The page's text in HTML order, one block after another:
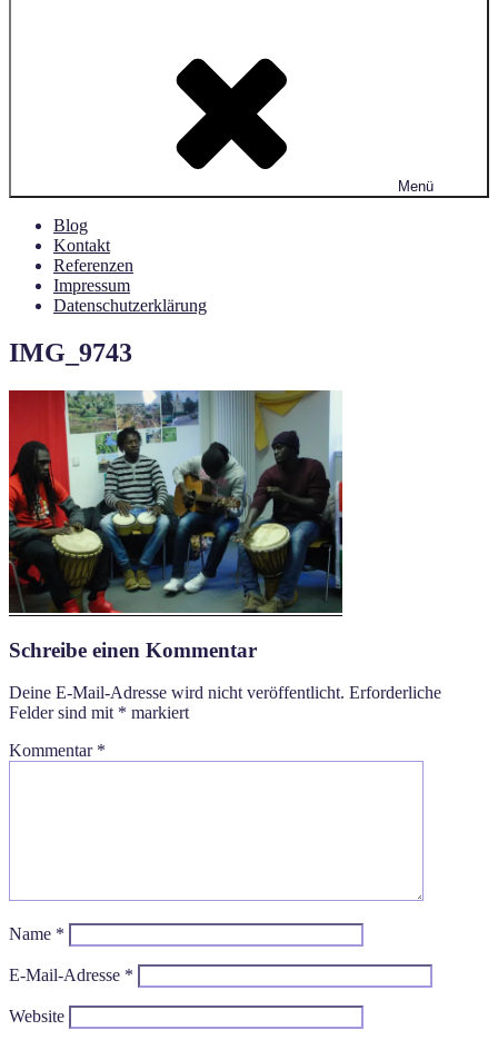
Menü
Blog
Kontakt
Referenzen
Impressum
Datenschutzerklärung
IMG_9743
Schreibe einen Kommentar
Deine E-Mail-Adresse wird nicht veröffentlicht. Erforderliche
Felder sind mit * markiert
Kommentar *
Name *
E-Mail-Adresse *
Website